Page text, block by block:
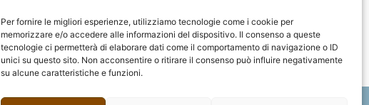
Per fornire le migliori esperienze, utilizziamo tecnologie come i cookie per
memorizzare e/o accedere alle informazioni del dispositivo. Il consenso a queste
tecnologie ci permetterà di elaborare dati come il comportamento di navigazione o ID
unici su questo sito. Non acconsentire o ritirare il consenso può influire negativamente
su alcune caratteristiche e funzioni.
F
a
c
e
I
n
s
t
P
i
n
t
F
l
i
c